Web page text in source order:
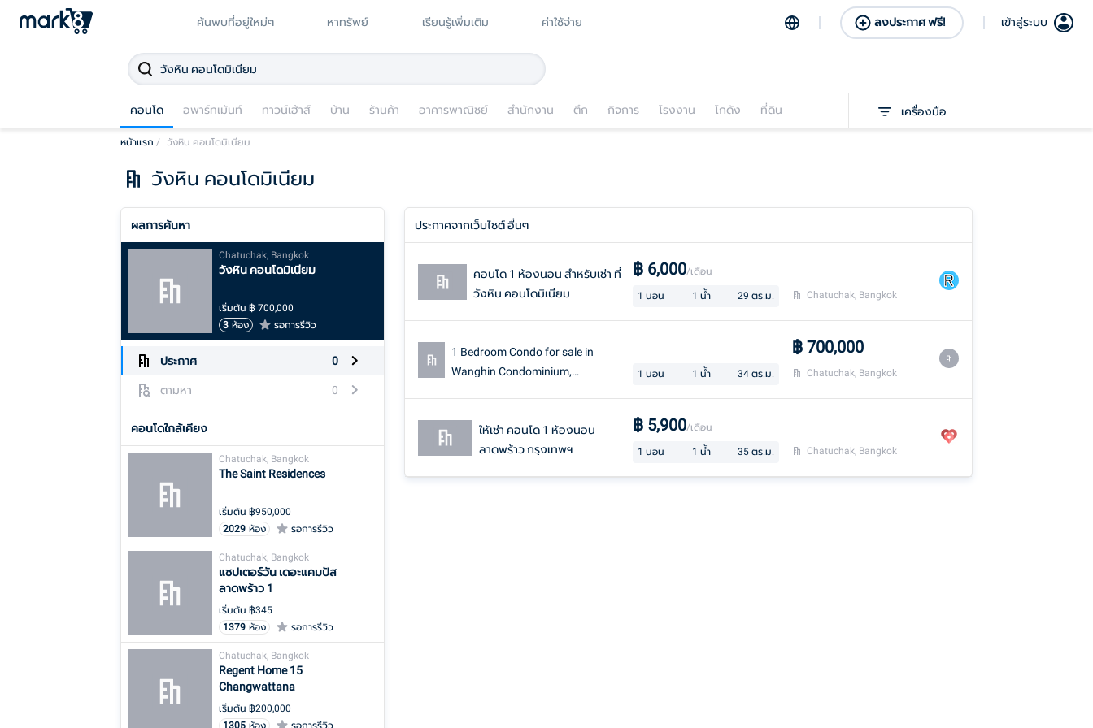
ค้นพบที่อยู่ใหม่ๆ หาทรัพย์ เรียนรู้เพิ่มเติม ค่าใช้จ่าย ลงประกาศ ฟรี! เข้าสู่ระบบ
คอนโด อพาร์ทเม้นท์ ทาวน์เฮ้าส์ บ้าน ร้านค้า อาคารพาณิชย์ สำนักงาน ตึก กิจการ โรงงาน โกดัง ที่ดิน เครื่องมือ
หน้าแรก / วังหิน คอนโดมิเนียม
วังหิน คอนโดมิเนียม
ผลการค้นหา
Chatuchak, Bangkok
วังหิน คอนโดมิเนียม
เริ่มต้น ฿ 700,000
3 ห้อง รอการรีวิว
ประกาศ 0
ตามหา 0
คอนโดใกล้เคียง
Chatuchak, Bangkok
The Saint Residences
เริ่มต้น ฿950,000
2029 ห้อง รอการรีวิว
Chatuchak, Bangkok
แชปเตอร์วัน เดอะแคมปัส
ลาดพร้าว 1
เริ่มต้น ฿345
1379 ห้อง รอการรีวิว
Chatuchak, Bangkok
Regent Home 15
Changwattana
เริ่มต้น ฿200,000
1305 ห้อง รอการรีวิว
ประกาศจากเว็บไซต์ อื่นๆ
คอนโด 1 ห้องนอน สำหรับเช่า ที่
วังหิน คอนโดมิเนียม
฿ 6,000/เดือน
1 นอน 1 น้ำ 29 ตร.ม. Chatuchak, Bangkok
1 Bedroom Condo for sale in
Wanghin Condominium,
฿700,000
1 นอน 1 น้ำ 34 ตร.ม. Chatuchak, Bangkok
ให้เช่า คอนโด 1 ห้องนอน
ลาดพร้าว กรุงเทพฯ
฿ 5,900/เดือน
1 นอน 1 น้ำ 35 ตร.ม. Chatuchak, Bangkok